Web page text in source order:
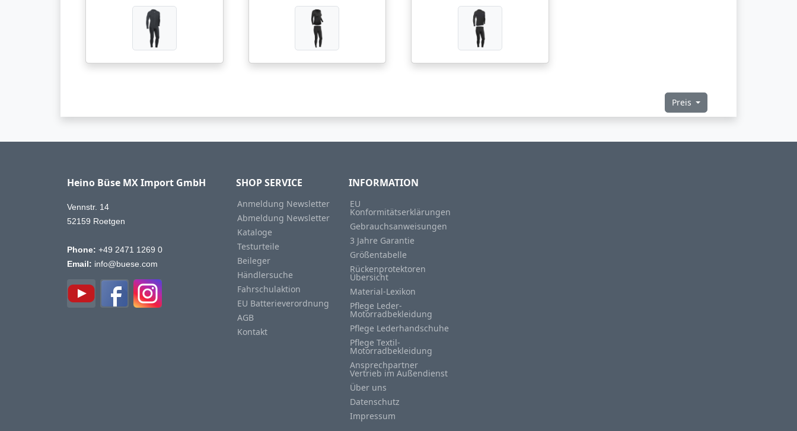
Preis
Heino Büse MX Import GmbH
Vennstr. 14
52159 Roetgen
Phone: +49 2471 1269 0
Email: info@buese.com
SHOP SERVICE
Anmeldung Newsletter
Abmeldung Newsletter
Kataloge
Testurteile
Beileger
Händlersuche
Fahrschulaktion
EU Batterieverordnung
AGB
Kontakt
INFORMATION
EU
Konformitätserklärungen
Gebrauchsanweisungen
3 Jahre Garantie
Größentabelle
Rückenprotektoren
Übersicht
Material-Lexikon
Pflege Leder-
Motorradbekleidung
Pflege Lederhandschuhe
Pflege Textil-
Motorradbekleidung
Ansprechpartner
Vertrieb im Außendienst
Über uns
Datenschutz
Impressum